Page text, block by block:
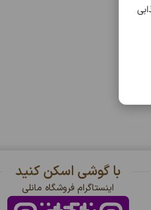
با گوشی اسکن کنید
اینستاگرام فروشگاه مانلی